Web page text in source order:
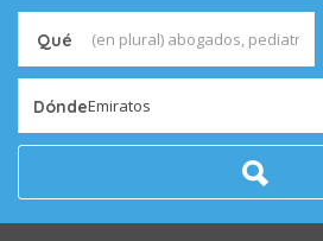
Qué
DóndeEmiratos